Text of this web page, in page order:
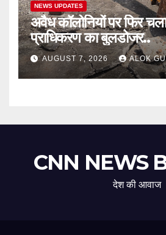
NEWS UPDATES
अवैध कॉलोनियों पर फिर
प्राधिकरण का बुलडोजर..
AUGUST 7, 2026 ALOK
CNN NEWS
देश की आवाज